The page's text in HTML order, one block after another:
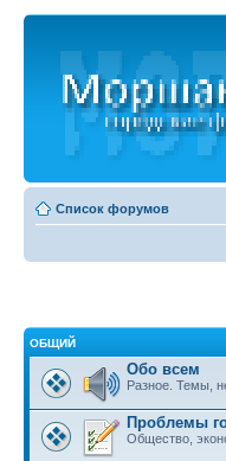
Список форумов
ОБЩИЙ
Обо всем
Разное. Темы,
Проблемы
Общество,